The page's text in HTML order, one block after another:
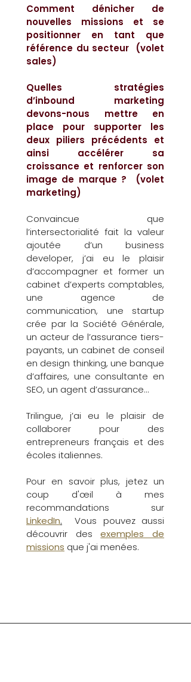
Comment dénicher de
nouvelles missions et se
positionner en tant que
référence du secteur (volet
sales)
Quelles stratégies
d’inbound marketing
devons-nous mettre en
place pour supporter les
deux piliers précédents et
ainsi accélérer sa
croissance et renforcer son
image de marque ? (volet
marketing)
Convaincue que
l’intersectorialité fait la valeur
ajoutée d’un business
developer, j’ai eu le plaisir
d’accompagner et former un
cabinet d’experts comptables,
une agence de
communication, une startup
crée par la Société Générale,
un acteur de l’assurance tiers-
payants, un cabinet de conseil
en design thinking, une banque
d’affaires, une consultante en
SEO, un agent d’assurance…
Trilingue, j’ai eu le plaisir de
collaborer pour des
entrepreneurs français et des
écoles italiennes.
Pour en savoir plus, jetez un
coup d'œil à mes
recommandations sur
LinkedIn. Vous pouvez aussi
découvrir desexemples de
missions que j'ai menées.